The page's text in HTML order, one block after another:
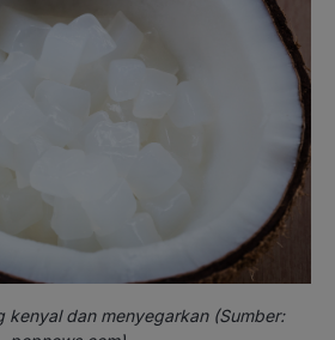
kenyal dan menyegarkan (Sumber: